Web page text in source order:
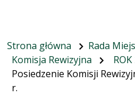
Strona główna Rada
Komisja Rewizyjna
Posiedzenie Komisji
r.